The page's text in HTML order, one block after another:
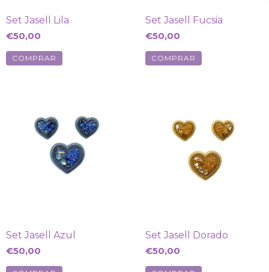
Set Jasell Lila
€50,00
Set Jasell Fucsia
€50,00
Set Jasell Azul
€50,00
Set Jasell Dorado
€50,00